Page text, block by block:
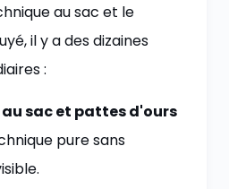
au sac et le
il y a des dizaines
:
au sac et pattes d'ours
pure sans